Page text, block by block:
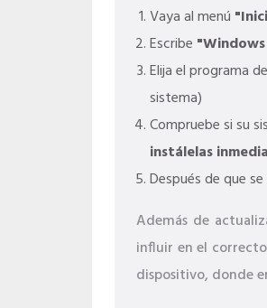
Vaya al menú
Escribe
Elija el programa
sistema)
Compruebe si su
instálelas
Después de que
Además de
influir en el
dispositivo, donde